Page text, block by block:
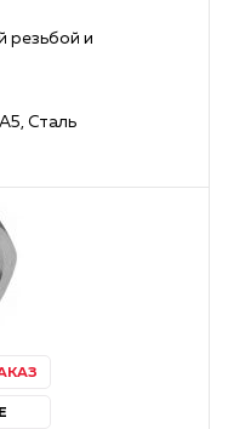
резьбой и
Сталь